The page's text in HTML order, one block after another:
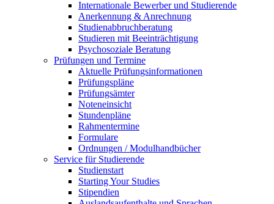
Internationale Bewerber und Studierende
Anerkennung & Anrechnung
Studienabbruchberatung
Studieren mit Beeinträchtigung
Psychosoziale Beratung
Prüfungen und Termine
Aktuelle Prüfungsinformationen
Prüfungspläne
Prüfungsämter
Noteneinsicht
Stundenpläne
Rahmentermine
Formulare
Ordnungen / Modulhandbücher
Service für Studierende
Studienstart
Starting Your Studies
Stipendien